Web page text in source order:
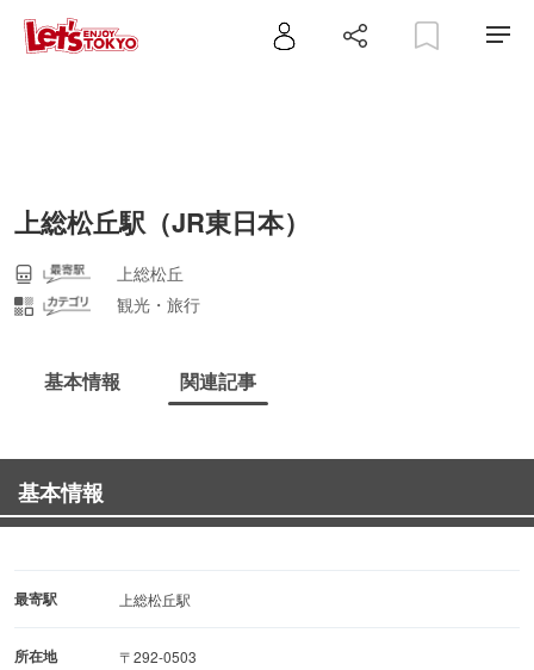
上総松丘駅（JR東日本）
上総松丘
観光・旅行
基本情報 関連記事
基本情報
最寄駅 上総松丘駅
所在地
〒292-0503